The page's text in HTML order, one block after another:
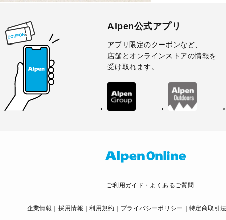
Alpen公式アプリ
アプリ限定のクーポンなど、
店舗とオンラインストアの情報を
受け取れます。
ご利用ガイド・よくあるご質問
企業情報 採用情報 利用規約 プライバシーポリシー 特定商取引